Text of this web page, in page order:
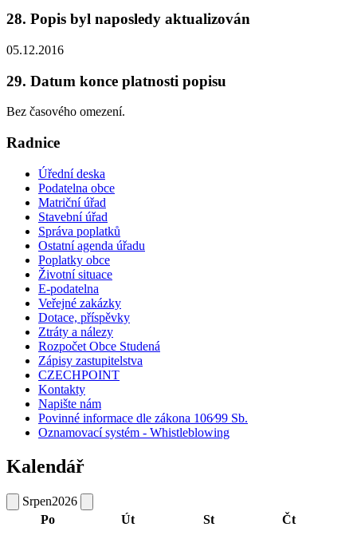
28. Popis byl naposledy aktualizován
05.12.2016
29. Datum konce platnosti popisu
Bez časového omezení.
Radnice
Úřední deska
Podatelna obce
Matriční úřad
Stavební úřad
Správa poplatků
Ostatní agenda úřadu
Poplatky obce
Životní situace
E-podatelna
Veřejné zakázky
Dotace, příspěvky
Ztráty a nálezy
Rozpočet Obce Studená
Zápisy zastupitelstva
CZECHPOINT
Kontakty
Napište nám
Povinné informace dle zákona 106⁄99 Sb.
Oznamovací systém - Whistleblowing
Kalendář
Srpen2026
Po
Út St Čt